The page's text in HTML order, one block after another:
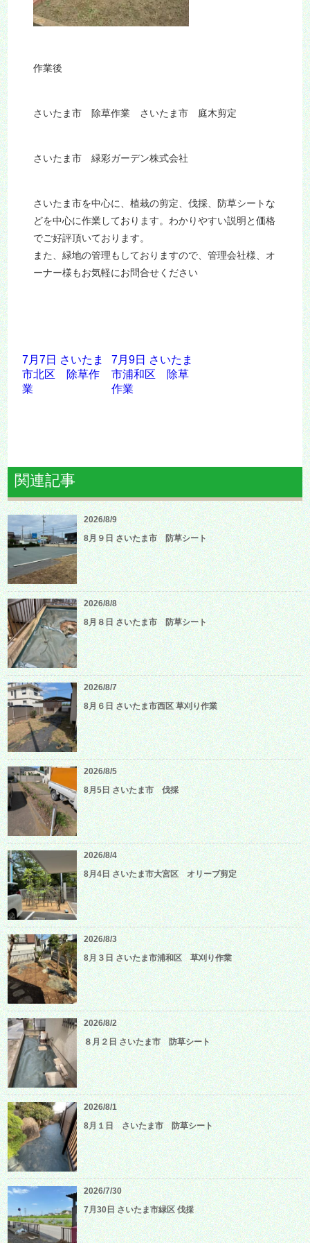
作業後
さいたま市 除草作業 さいたま市 庭木剪定
さいたま市 緑彩ガーデン株式会社
さいたま市を中心に、植栽の剪定、伐採、防草シートな
どを中心に作業しております。わかりやすい説明と価格
でご好評頂いております。
また、緑地の管理もしておりますので、管理会社様、オ
ーナー様もお気軽にお問合せください
7月7日 さいたま
市北区 除草作
業
7月9日 さいたま
市浦和区 除草
作業
関連記事
2026/8/9
8月９日 さいたま市 防草シート
2026/8/8
8月８日 さいたま市 防草シート
2026/8/7
8月６日 さいたま市西区 草刈り作業
2026/8/5
8月5日 さいたま市 伐採
2026/8/4
8月4日 さいたま市大宮区 オリーブ剪定
2026/8/3
8月３日 さいたま市浦和区 草刈り作業
2026/8/2
８月２日 さいたま市 防草シート
2026/8/1
8月１日 さいたま市 防草シート
2026/7/30
7月30日 さいたま市緑区 伐採